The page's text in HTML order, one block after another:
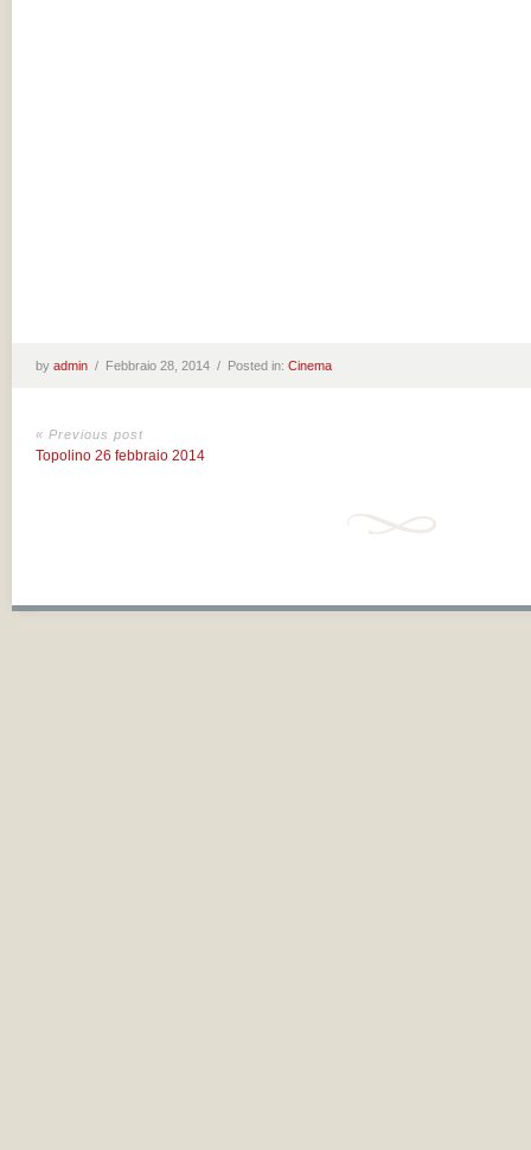
by admin / Febbraio 28, 2014 / Posted in: Cinema
« Previous post
Topolino 26 febbraio 2014